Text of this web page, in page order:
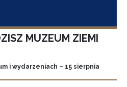
MUZEUM ZIEMI
i wydarzeniach – 15 sierpnia